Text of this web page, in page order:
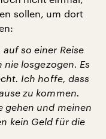
sollen, um dort
so einer Reise
losgezogen. Es
Ich hoffe, dass
zu kommen.
gehen und meinen
kein Geld für die